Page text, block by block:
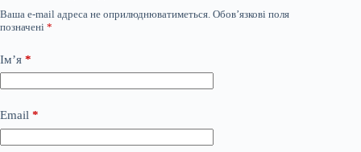
Ваша e-mail адреса не оприлюднюватиметься. Обов’язкові поля
позначені *
Ім’я *
Email *